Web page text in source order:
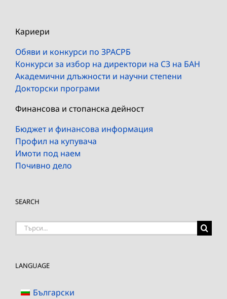
Кариери
Обяви и конкурси по ЗРАСРБ
Конкурси за избор на директори на СЗ на БАН
Академични длъжности и научни степени
Докторски програми
Финансова и стопанска дейност
Бюджет и финансова информация
Профил на купувача
Имоти под наем
Почивно дело
SEARCH
Търсене
LANGUAGE
Български